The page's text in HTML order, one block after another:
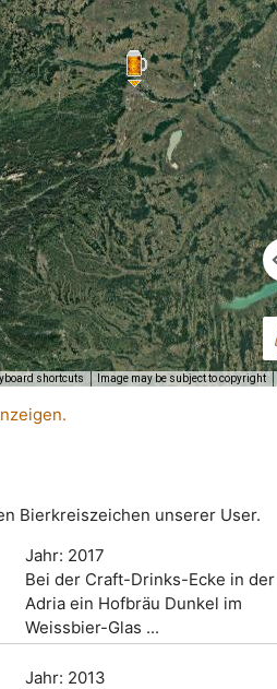
shortcuts Image may be subject to copyright
Bierkreiszeichen unserer User.
Jahr: 2017
Bei der Craft-Drinks-Ecke in der
Adria ein Hofbräu Dunkel im
Weissbier-Glas ...
Jahr: 2013